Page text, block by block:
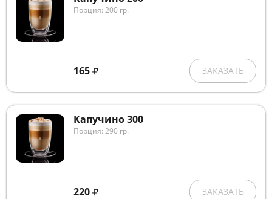
Порция: 200 гр.
165 ЗАКАЗАТЬ
Капучино 300
Порция: 290 гр.
220 ЗАКАЗАТЬ